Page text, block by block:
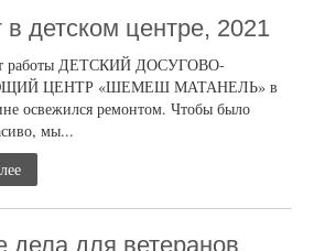
детском центре, 2021
работы ДЕТСКИЙ ДОСУГОВО-
ЦЕНТР «ШЕМЕШ МАТАНЕЛЬ» в
освежился ремонтом. Чтобы было
мы...
дела для ветеранов,